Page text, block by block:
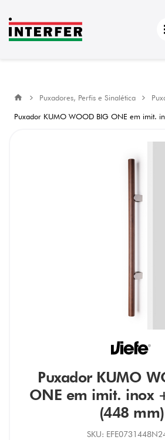
Puxadores, Perfis e Sinalética
Puxador KUMO WOOD BIG ONE em imit.
Puxador KUMO
ONE em imit. inox
(448 mm)
SKU: